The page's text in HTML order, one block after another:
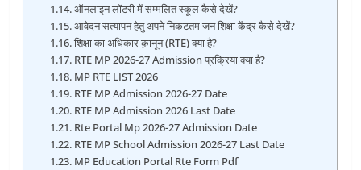
ऑनलाइन लॉटरी में सम्मलित स्कूल कैसे देखें?
आवेदन सत्यापन हेतु अपने निकटतम जन शिक्षा केंद्र कैसे देखें?
शिक्षा का अधिकार क़ानून (RTE) क्या है?
RTE MP 2026-27 Admission प्रक्रिया क्या है?
MP RTE LIST 2026
RTE MP Admission 2026-27 Date
RTE MP Admission 2026 Last Date
Rte Portal Mp 2026-27 Admission Date
RTE MP School Admission 2026-27 Last Date
MP Education Portal Rte Form Pdf